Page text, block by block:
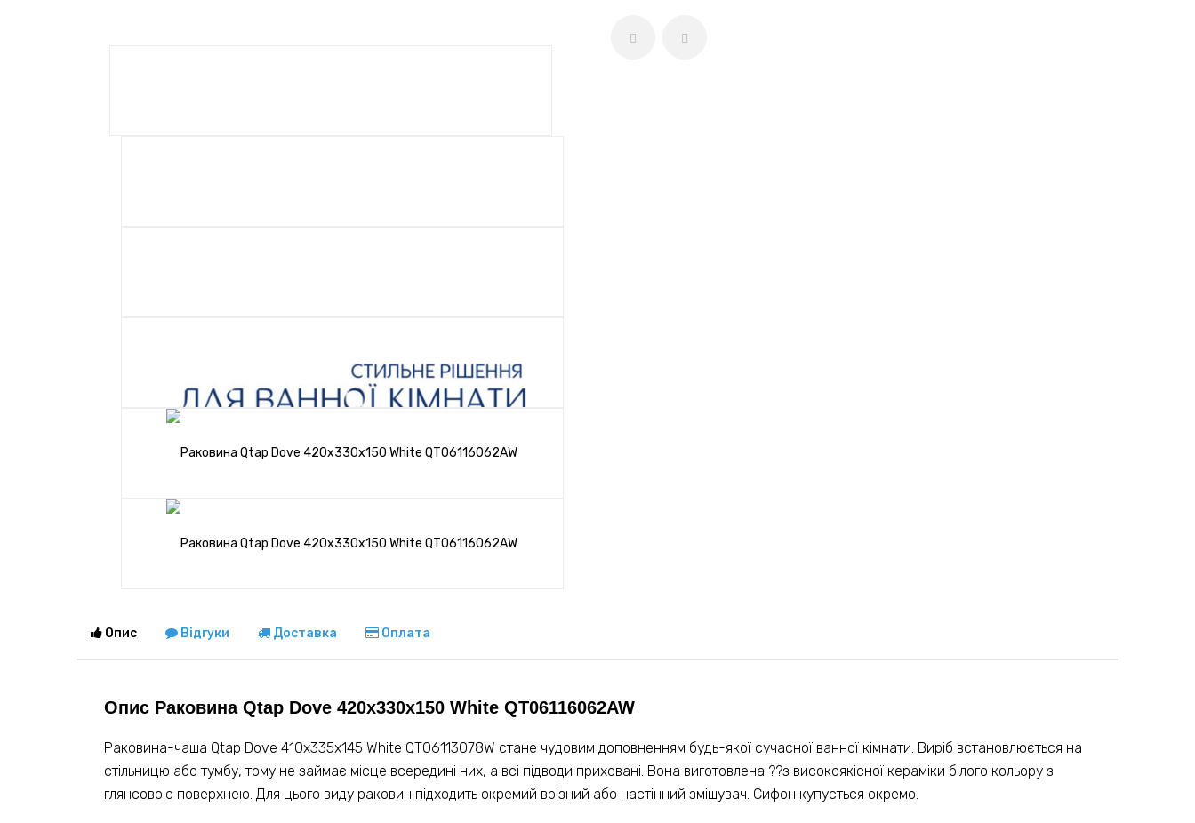
Опис Відгуки Доставка Оплата
Опис Раковина Qtap Dove 420x330x150 White QT06116062AW
Раковина-чаша Qtap Dove 410x335x145 White QT06113078W стане чудовим доповненням будь-якої сучасної ванної кімнати. Виріб встановлюється на
стільницю або тумбу, тому не займає місце всередині них, а всі підводи приховані. Вона виготовлена ??з високоякісної кераміки білого кольору з
глянсовою поверхнею. Для цього виду раковин підходить окремий врізний або настінний змішувач. Сифон купується окремо.